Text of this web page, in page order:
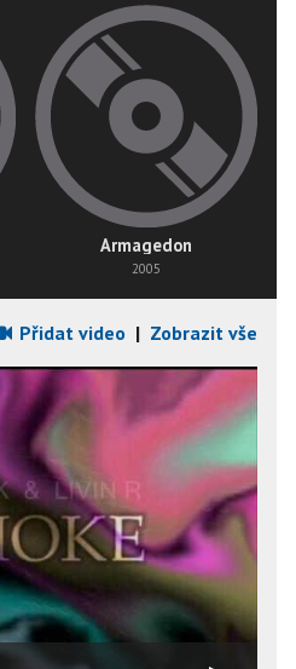
Armagedon
2005
Přidat video | Zobrazit vše